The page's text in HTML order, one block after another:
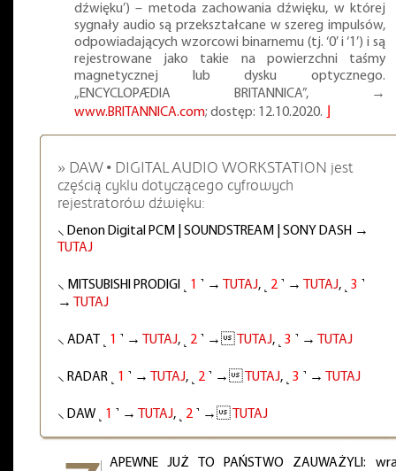
dźwięku’) – metoda zachowania dźwięku, w której
sygnały audio są przekształcane w szereg impulsów,
odpowiadających wzorcowi binarnemu (tj. ‘0’ i ‘1’) i są
rejestrowane jako takie na powierzchni taśmy
magnetycznej lub dysku optycznego.
„ENCYCLOPÆDIA BRITANNICA”, →
www.BRITANNICA.com; dostęp: 12.10.2020.
» DAW • DIGITAL AUDIO WORKSTATION jest
częścią cyklu dotyczącego cyfrowych
rejestratorów dźwięku:
⸜ Denon Digital PCM | SOUNDSTREAM | SONY DASH →
TUTAJ
⸜ MITSUBISHI PRODIGI ˻ 1 ˺ → TUTAJ, ˻ 2 ˺ → TUTAJ, ˻ 3 ˺
→ TUTAJ
⸜ ADAT ˻ 1 ˺ → TUTAJ, ˻ 2 ˺ → TUTAJ, ˻ 3 ˺ → TUTAJ
⸜ RADAR ˻ 1 ˺ → TUTAJ, ˻ 2 ˺ → TUTAJ, ˻ 3 ˺ → TUTAJ
⸜ DAW ˻ 1 ˺ → TUTAJ, ˻ 2 ˺ → TUTAJ
APEWNE JUŻ TO PAŃSTWO ZAUWAŻYLI: